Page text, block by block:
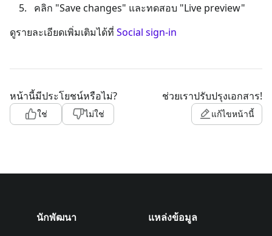
คลิก "Save changes" และทดสอบ "Live preview"
ดูรายละเอียดเพิ่มเติมได้ที่ Social sign-in
หน้านี้มีประโยชน์หรือไม่?
ใช่ ไม่ใช่
ช่วยเราปรับปรุงเอกสาร!
แก้ไขหน้านี้
นักพัฒนา แหล่งข้อมูล